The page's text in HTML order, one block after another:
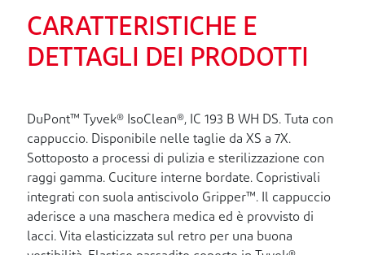
CARATTERISTICHE E
DETTAGLI DEI PRODOTTI
DuPont™ Tyvek® IsoClean®, IC 193 B WH DS. Tuta con
cappuccio. Disponibile nelle taglie da XS a 7X.
Sottoposto a processi di pulizia e sterilizzazione con
raggi gamma. Cuciture interne bordate. Copristivali
integrati con suola antiscivolo Gripper™. Il cappuccio
aderisce a una maschera medica ed è provvisto di
lacci. Vita elasticizzata sul retro per una buona